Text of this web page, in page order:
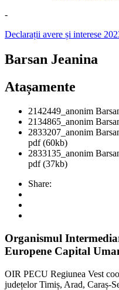
-
Declarații avere și interese
Barsan Jeanina
Atașamente
2142449_anonim
2134865_anonim
2833207_anonim
pdf(60kb)
2833135_anonim
pdf(37kb)
Share:
Organismul
Europene Capital
OIR PECU Regiunea Vest
județelor Timiș, Arad, Caraș-